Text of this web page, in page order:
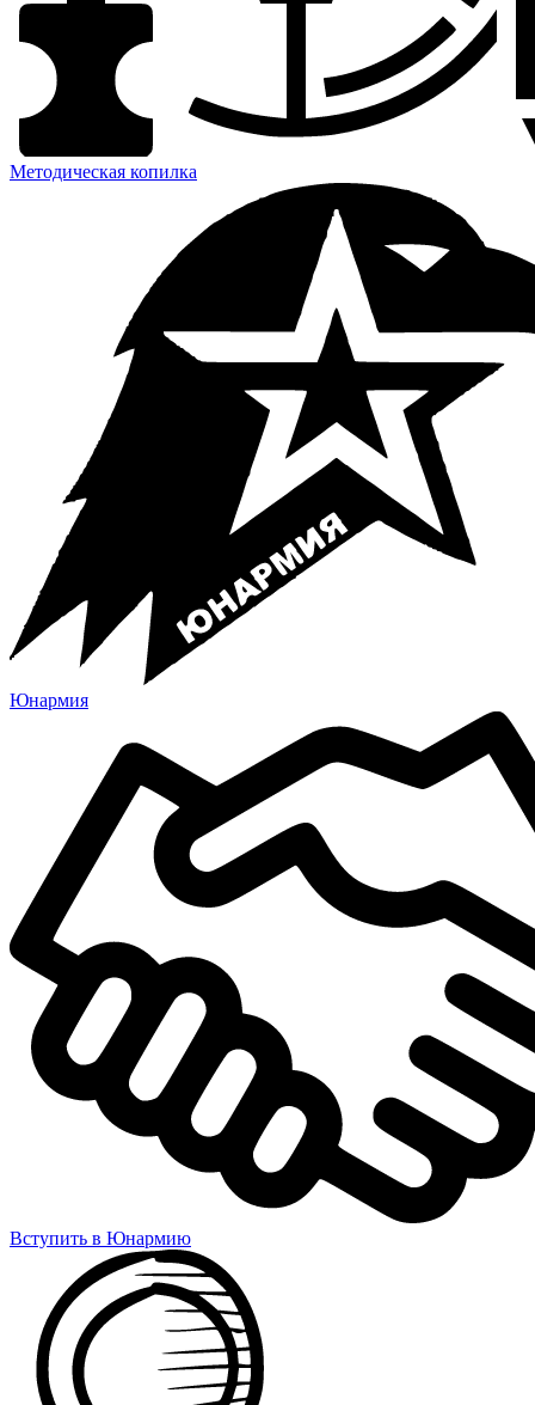
Методическая копилка
Юнармия
Вступить в Юнармию